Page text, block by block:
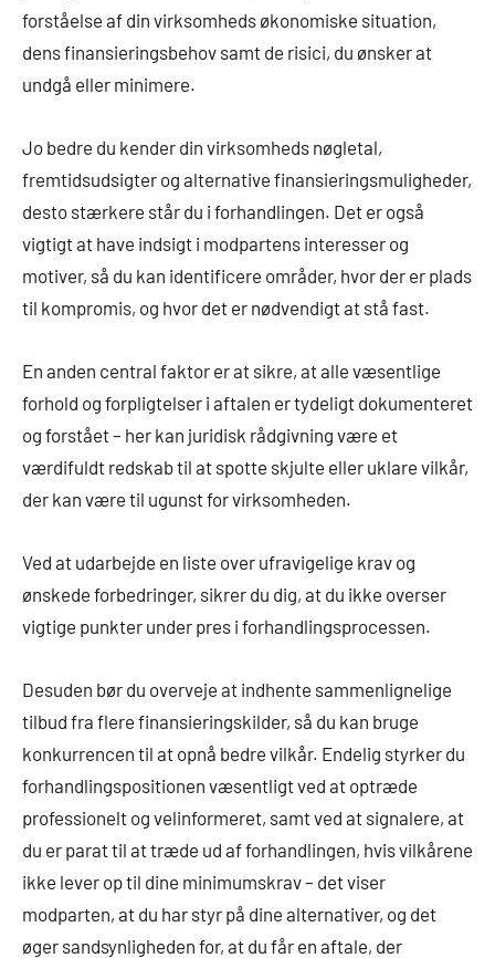
forståelse af din virksomheds økonomiske situation,
dens finansieringsbehov samt de risici, du ønsker at
undgå eller minimere.
Jo bedre du kender din virksomheds nøgletal,
fremtidsudsigter og alternative finansieringsmuligheder,
desto stærkere står du i forhandlingen. Det er også
vigtigt at have indsigt i modpartens interesser og
motiver, så du kan identificere områder, hvor der er plads
til kompromis, og hvor det er nødvendigt at stå fast.
En anden central faktor er at sikre, at alle væsentlige
forhold og forpligtelser i aftalen er tydeligt dokumenteret
og forstået – her kan juridisk rådgivning være et
værdifuldt redskab til at spotte skjulte eller uklare vilkår,
der kan være til ugunst for virksomheden.
Ved at udarbejde en liste over ufravigelige krav og
ønskede forbedringer, sikrer du dig, at du ikke overser
vigtige punkter under pres i forhandlingsprocessen.
Desuden bør du overveje at indhente sammenlignelige
tilbud fra flere finansieringskilder, så du kan bruge
konkurrencen til at opnå bedre vilkår. Endelig styrker du
forhandlingspositionen væsentligt ved at optræde
professionelt og velinformeret, samt ved at signalere, at
du er parat til at træde ud af forhandlingen, hvis vilkårene
ikke lever op til dine minimumskrav – det viser
modparten, at du har styr på dine alternativer, og det
øger sandsynligheden for, at du får en aftale, der